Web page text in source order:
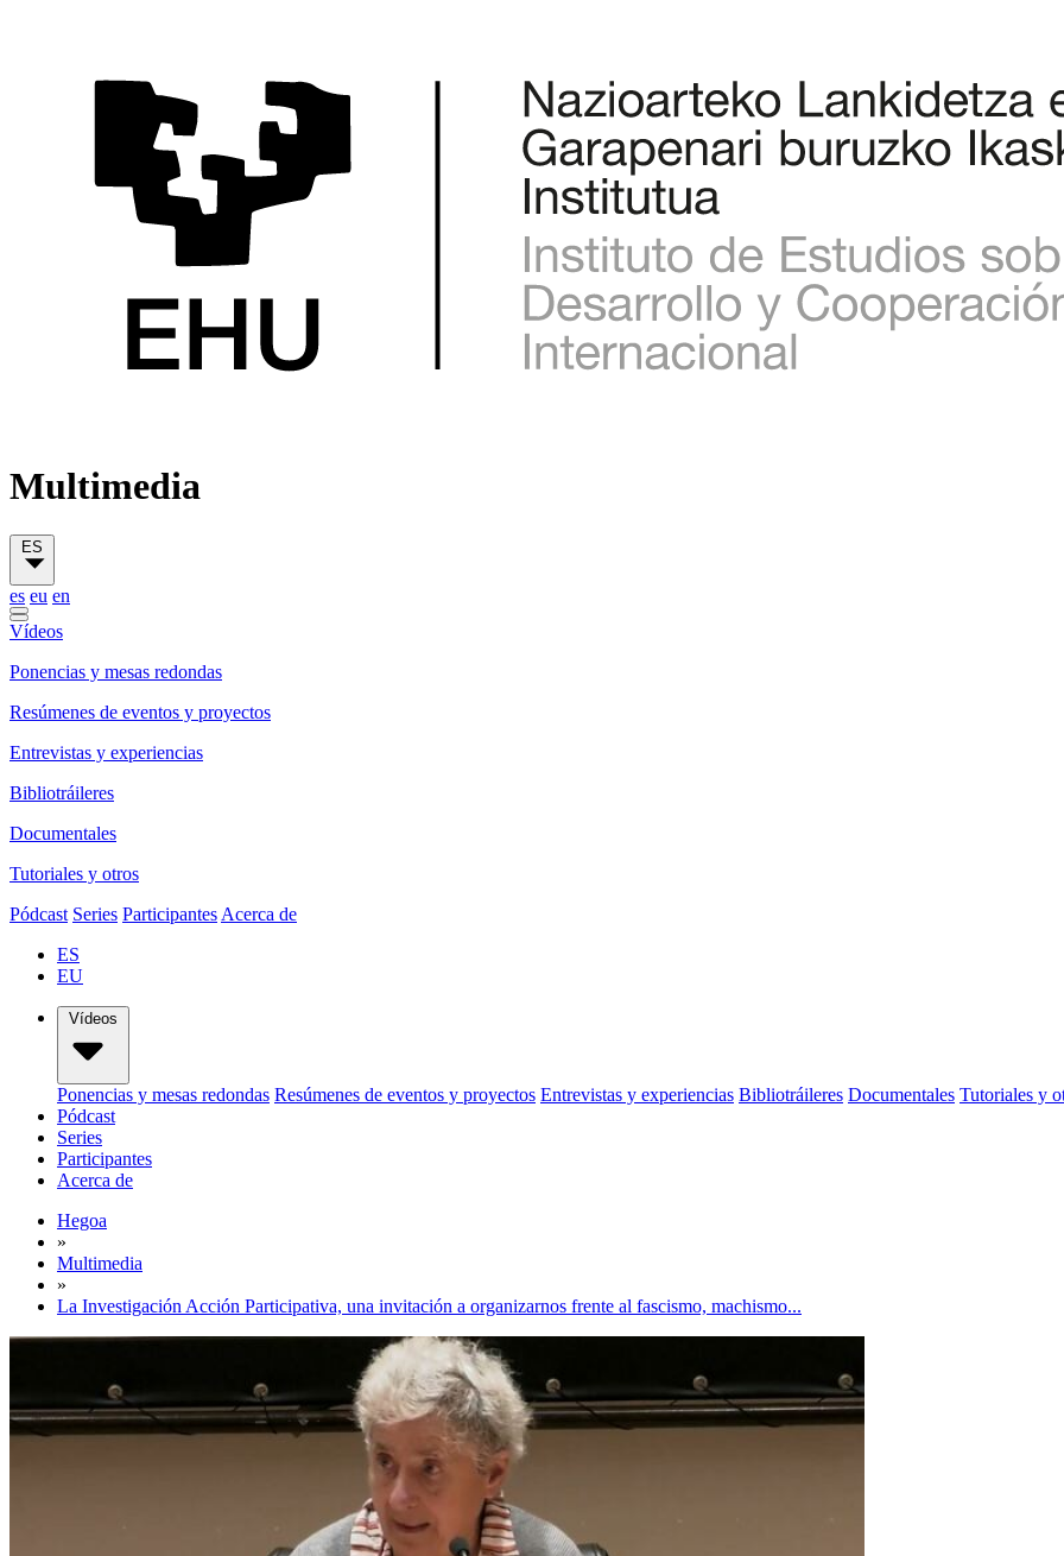
Multimedia
ES
es eu en
Vídeos
Ponencias y mesas redondas
Resúmenes de eventos y proyectos
Entrevistas y experiencias
Bibliotráileres
Documentales
Tutoriales y otros
Pódcast Series Participantes Acerca de
ES
EU
Vídeos
Ponencias y mesas redondas Resúmenes de eventos y proyectos Entrevistas y experiencias Bibliotráileres Documentales Tutoriales y
Pódcast
Series
Participantes
Acerca de
Hegoa
»
Multimedia
»
La Investigación Acción Participativa, una invitación a organizarnos frente al fascismo, machismo...